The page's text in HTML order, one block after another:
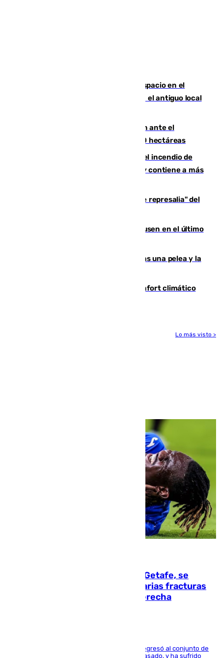
Las marca internacionales ganan espacio en el
Centro de Málaga: La Tagliatella abre en el antiguo local
Moreno pide extremar la precaución ante el
incendio de Niebla, que supera las 4.000 hectáreas
340 personas más desalojadas por el incendio de
Niebla, que mantiene a 410 evacuadas y contiene a más
Italia responde ante las "medidas de represalia" del
El Sevilla se desinfla ante el Leverkusen en el último
Tensión en la prisión de Alhaurín tras una pelea y la
Málaga contabiliza 148 zonas de confort climático
Lo más visto >
Christantus Uche, delantero del Getafe, se
perderá toda la temporada por varias fracturas
en los ligamentos de su rodilla derecha
El centrocampista reconvertido en atacante regresó al conjunto de
la capital, después de salir obligado el curso pasado, y ha sufrido